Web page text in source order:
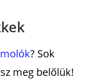
? Sok
meg belőlük!